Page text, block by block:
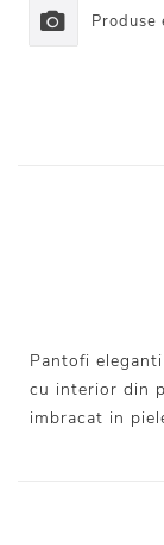
Produse
Pantofi
cu interior din
imbracat in